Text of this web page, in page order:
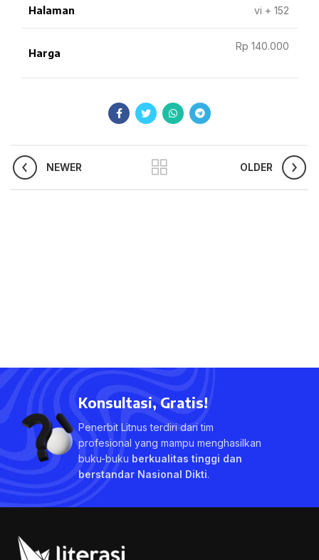
Halaman vi + 152
Harga
Rp 140.000
NEWER OLDER
Konsultasi, Gratis!
Penerbit Litnus terdiri dari tim
profesional yang mampu menghasilkan
buku-buku berkualitas tinggi dan
berstandar Nasional Dikti.